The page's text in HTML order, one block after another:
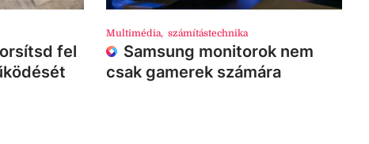
fel
Multimédia, számítástechnika
Samsung monitorok nem
csak gamerek számára